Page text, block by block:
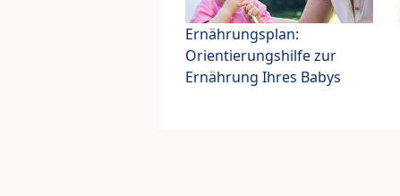
Ernährungsplan:
Orientierungshilfe zur
Ernährung Ihres Babys